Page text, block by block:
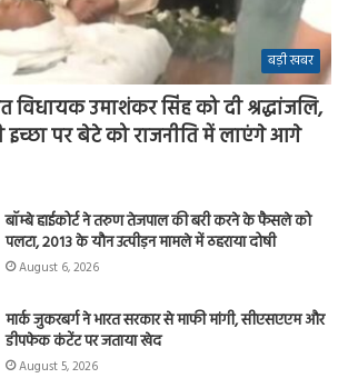
बड़ी खबर
विधायक उमाशंकर सिंह को दी श्रद्धांजलि,
इच्छा पर बेटे को राजनीति में लाएंगे आगे
बॉम्बे हाईकोर्ट ने तरुण तेजपाल की बरी करने के फैसले को
पलटा, 2013 के यौन उत्पीड़न मामले में ठहराया दोषी
August 6, 2026
मार्क जुकरबर्ग ने भारत सरकार से माफी मांगी, सीएसएएम और
डीपफेक कंटेंट पर जताया खेद
August 5, 2026